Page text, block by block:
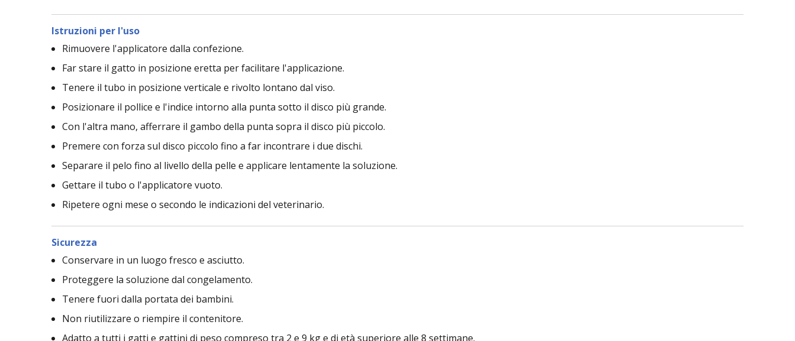
Istruzioni per l'uso
Rimuovere l'applicatore dalla confezione.
Far stare il gatto in posizione eretta per facilitare l'applicazione.
Tenere il tubo in posizione verticale e rivolto lontano dal viso.
Posizionare il pollice e l'indice intorno alla punta sotto il disco più grande.
Con l'altra mano, afferrare il gambo della punta sopra il disco più piccolo.
Premere con forza sul disco piccolo fino a far incontrare i due dischi.
Separare il pelo fino al livello della pelle e applicare lentamente la soluzione.
Gettare il tubo o l'applicatore vuoto.
Ripetere ogni mese o secondo le indicazioni del veterinario.
Sicurezza
Conservare in un luogo fresco e asciutto.
Proteggere la soluzione dal congelamento.
Tenere fuori dalla portata dei bambini.
Non riutilizzare o riempire il contenitore.
Adatto a tutti i gatti e gattini di peso compreso tra 2 e 9 kg e di età superiore alle 8 settimane.